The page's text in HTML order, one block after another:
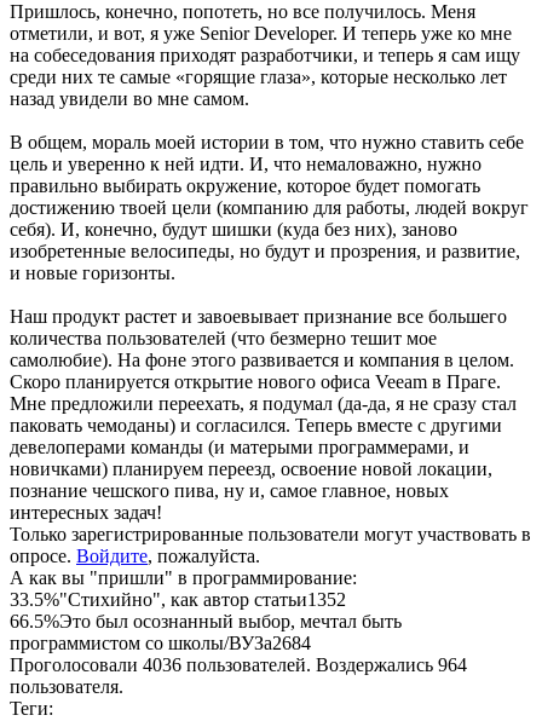
Пришлось, конечно, попотеть, но все получилось. Меня
отметили, и вот, я уже Senior Developer. И теперь уже ко мне
на собеседования приходят разработчики, и теперь я сам ищу
среди них те самые «горящие глаза», которые несколько лет
назад увидели во мне самом.
В общем, мораль моей истории в том, что нужно ставить себе
цель и уверенно к ней идти. И, что немаловажно, нужно
правильно выбирать окружение, которое будет помогать
достижению твоей цели (компанию для работы, людей вокруг
себя). И, конечно, будут шишки (куда без них), заново
изобретенные велосипеды, но будут и прозрения, и развитие,
и новые горизонты.
Наш продукт растет и завоевывает признание все большего
количества пользователей (что безмерно тешит мое
самолюбие). На фоне этого развивается и компания в целом.
Скоро планируется открытие нового офиса Veeam в Праге.
Мне предложили переехать, я подумал (да-да, я не сразу стал
паковать чемоданы) и согласился. Теперь вместе с другими
девелоперами команды (и матерыми программерами, и
новичками) планируем переезд, освоение новой локации,
познание чешского пива, ну и, самое главное, новых
интересных задач!
Только зарегистрированные пользователи могут участвовать в
опросе. Войдите, пожалуйста.
А как вы "пришли" в программирование:
33.5%"Стихийно", как автор статьи1352
66.5%Это был осознанный выбор, мечтал быть
программистом со школы/ВУЗа2684
Проголосовали 4036 пользователей. Воздержались 964
пользователя.
Теги: